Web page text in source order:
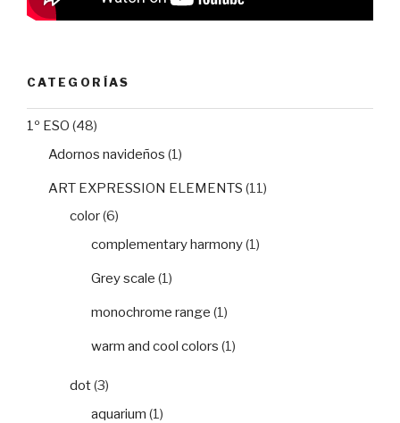
CATEGORÍAS
1º ESO (48)
Adornos navideños (1)
ART EXPRESSION ELEMENTS (11)
color(6)
complementary harmony(1)
Grey scale (1)
monochrome range (1)
warm and cool colors (1)
dot(3)
aquarium (1)